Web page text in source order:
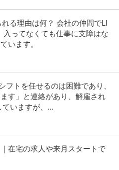
る理由は何？ 会社の仲間でLI
ってなくても仕事に支障はな
います。
フトを任せるのは困難であり、
す」と連絡があり、解雇され
ていますが、...
在宅の求人や来月スタートで